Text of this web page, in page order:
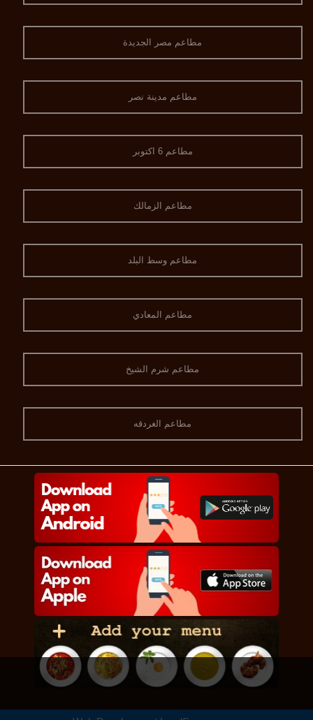
مطاعم مصر الجديدة
مطاعم مدينة نصر
مطاعم 6 اكتوبر
مطاعم الزمالك
مطاعم وسط البلد
مطاعم المعادي
مطاعم شرم الشيخ
مطاعم الغردقه